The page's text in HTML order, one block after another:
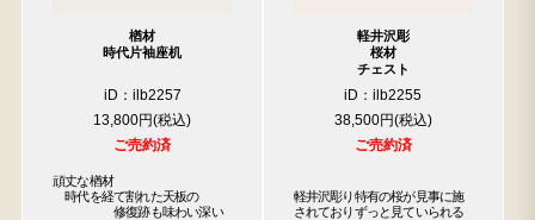
楢材
時代片袖座机
iD：ilb2257
13,800円
ご売約済
頑丈な楢材
時代を経て割れた天板の
修復跡も味わい深い
軽井沢彫
桜材
チェスト
iD：ilb2255
38,500円
ご売約済
軽井沢彫り特有の桜が見事に施
されておりずっと見ていられる